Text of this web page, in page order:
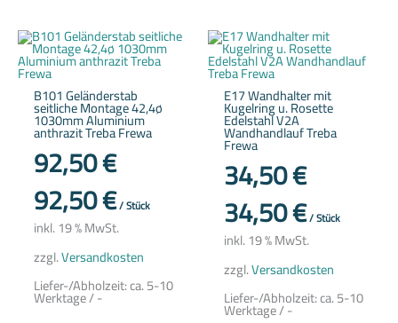
B101 Geländerstab
seitliche Montage 42,4ø
1030mm Aluminium
anthrazit Treba Frewa
92,50€
92,50€/Stück
inkl. 19 % MwSt.
zzgl.Versandkosten
Liefer-/Abholzeit:ca. 5-10
Werktage / -
E17 Wandhalter mit
Kugelring u. Rosette
Edelstahl V2A
Wandhandlauf Treba
Frewa
34,50€
34,50€/Stück
inkl. 19 % MwSt.
zzgl.Versandkosten
Liefer-/Abholzeit:ca. 5-10
Werktage / -